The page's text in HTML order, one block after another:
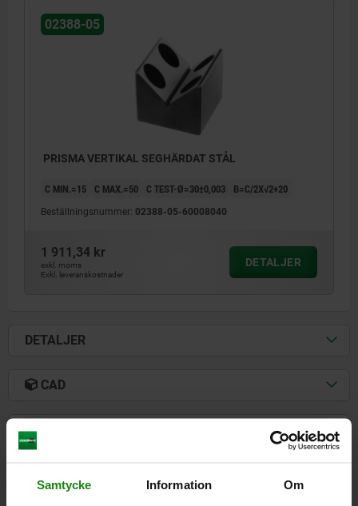
Samtycke Information Om
02388-05
PRISMA VERTIKAL SEGHÄRDAT STÅL
C MIN.=15 C MAX.=50 C TEST-Ø=30±0,003 B=C/2X√2+20
Beställningsnummer: 02388-05-60008040
1 911,34 kr
exkl. moms
Exkl. leveranskostnader
DETALJER
DETALJER
CAD
NEDLADDNINGAR
Andra kunder köpte också